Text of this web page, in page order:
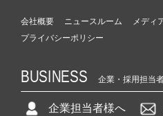
会社概要 ニュースルーム
メディ
プライバシーポリシー
BUSINESS 企業・採用担当
企業担当者様へ